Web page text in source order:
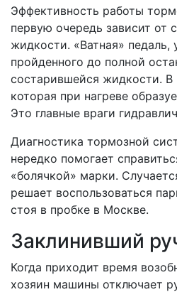
Эффективность работы
первую очередь зависит от
жидкости. «Ватная» педаль,
пройденного до полной
состарившейся жидкости. В
которая при нагреве
Это главные враги
Диагностика тормозной
нередко помогает
«болячкой» марки.
решает воспользоваться
стоя в пробке в Москве.
Заклинивший
Когда приходит время
хозяин машины отключает